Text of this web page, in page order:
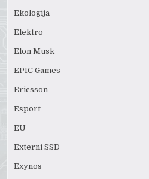
Ekologija
Elektro
Elon Musk
EPIC Games
Ericsson
Esport
EU
Externi SSD
Exynos